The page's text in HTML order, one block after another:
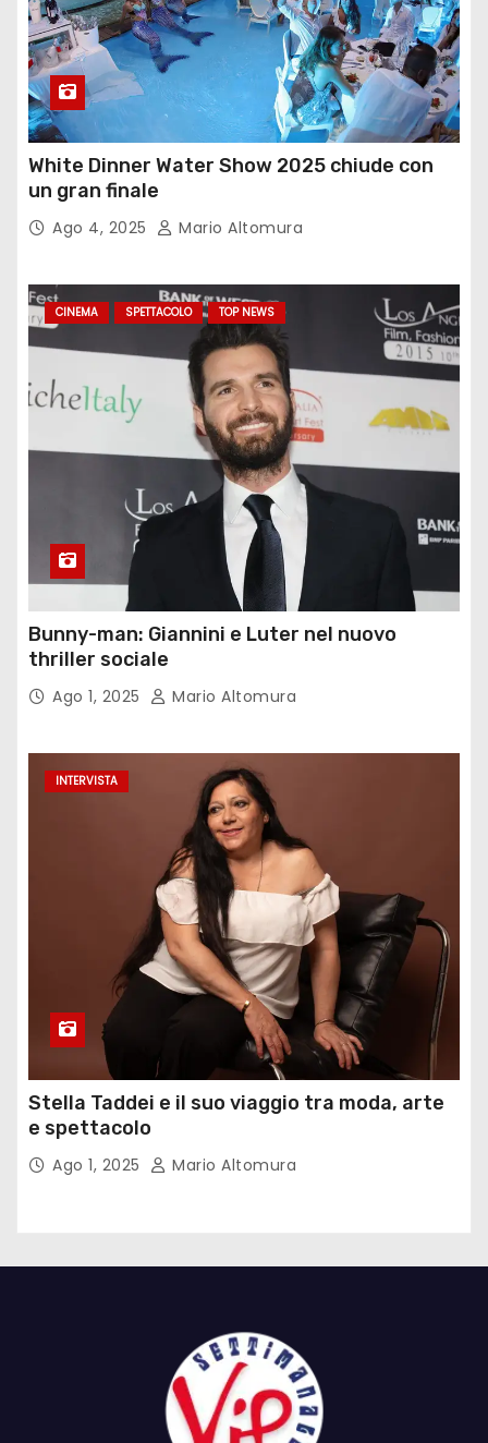
White Dinner Water Show 2025 chiude con
un gran finale
Ago 4, 2025 Mario Altomura
CINEMA SPETTACOLO TOP NEWS
Bunny-man: Giannini e Luter nel nuovo
thriller sociale
Ago 1, 2025 Mario Altomura
INTERVISTA
Stella Taddei e il suo viaggio tra moda, arte
e spettacolo
Ago 1, 2025 Mario Altomura